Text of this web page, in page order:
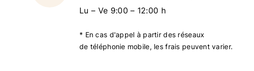
Lu – Ve 9:00 – 12:00 h
* En cas d'appel à partir des réseaux
de téléphonie mobile, les frais peuvent varier.